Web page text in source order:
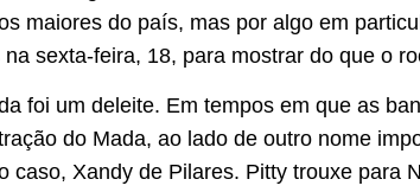
maiores do país, mas por algo em
sexta-feira, 18, para mostrar do que o
foi um deleite. Em tempos em que as
do Mada, ao lado de outro nome
caso, Xandy de Pilares. Pitty trouxe para